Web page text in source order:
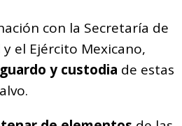
con la Secretaría de
el Ejército Mexicano,
y custodia de estas